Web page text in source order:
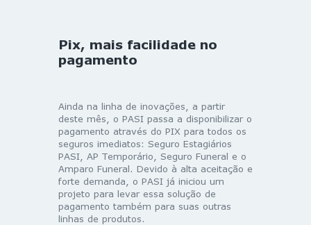
Pix, mais facilidade no
pagamento
Ainda na linha de inovações, a partir
deste mês, o PASI passa a disponibilizar o
pagamento através do PIX para todos os
seguros imediatos: Seguro Estagiários
PASI, AP Temporário, Seguro Funeral e o
Amparo Funeral. Devido à alta aceitação e
forte demanda, o PASI já iniciou um
projeto para levar essa solução de
pagamento também para suas outras
linhas de produtos.